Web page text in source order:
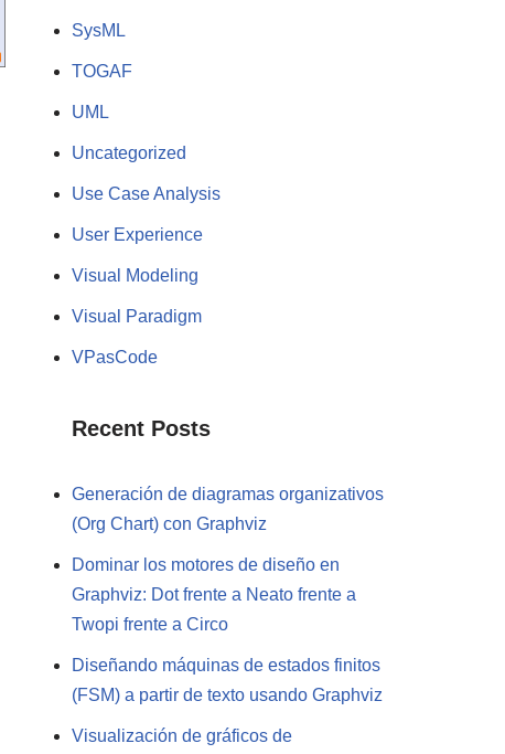
SysML
TOGAF
UML
Uncategorized
Use Case Analysis
User Experience
Visual Modeling
Visual Paradigm
VPasCode
Recent Posts
Generación de diagramas organizativos
(Org Chart) con Graphviz
Dominar los motores de diseño en
Graphviz: Dot frente a Neato frente a
Twopi frente a Circo
Diseñando máquinas de estados finitos
(FSM) a partir de texto usando Graphviz
Visualización de gráficos de